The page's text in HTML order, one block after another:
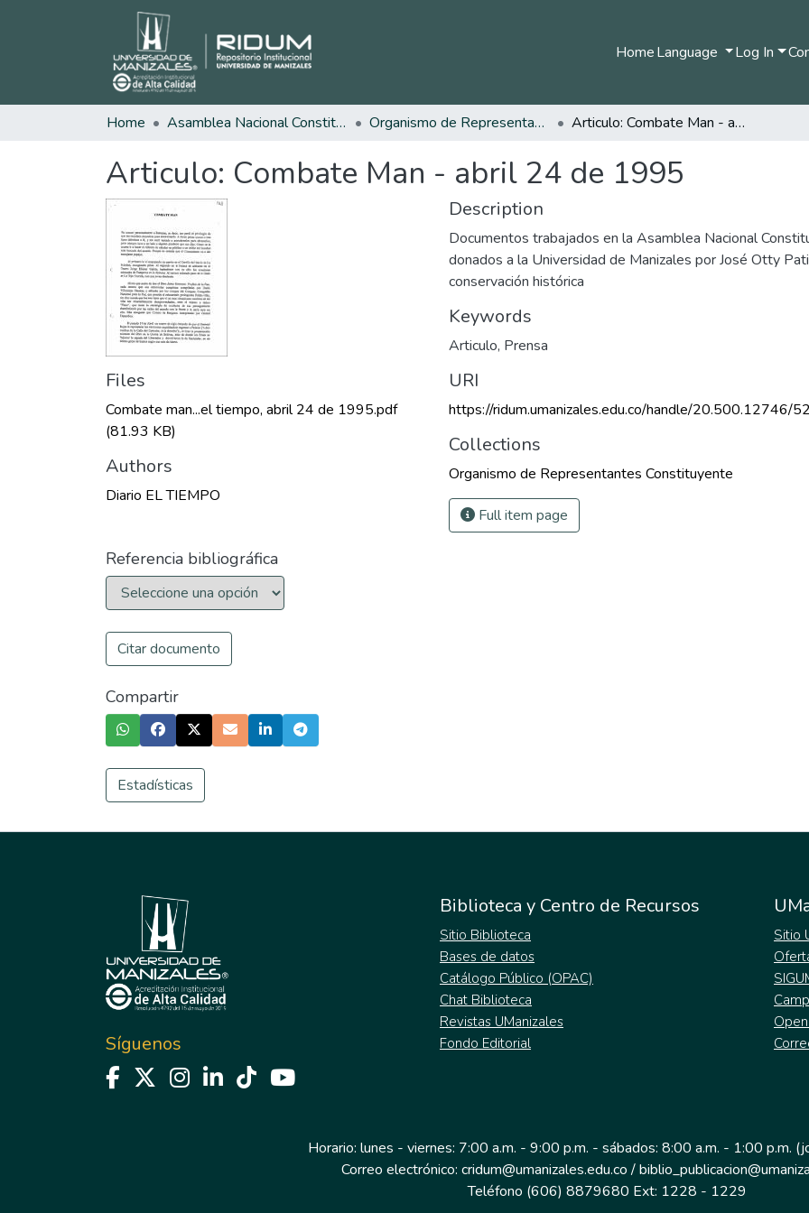
HomeLanguage Log In
Home Asamblea Nacional Constituyente Organismo de Representantes Constituyente Articulo: Combate Man - abril 24 de 1995
Articulo: Combate Man - abril 24 de 1995
Files
Combate man...el tiempo, abril 24 de 1995.pdf
(81.93 KB)
Authors
Diario EL TIEMPO
Referencia bibliográfica
Citar documento
Compartir
Estadísticas
Description
Documentos trabajados en la Asamblea Nacional
donados a la Universidad de Manizales por José Otty
conservación histórica
Keywords
Articulo, Prensa
URI
https://ridum.umanizales.edu.co/handle/20.500.12746/
Collections
Organismo de Representantes Constituyente
Full item page
Síguenos
Biblioteca y Centro de Recursos
Sitio Biblioteca
Bases de datos
Catálogo Público (OPAC)
Chat Biblioteca
Revistas UManizales
Fondo Editorial
Sitio
Horario: lunes - viernes: 7:00 a.m. - 9:00 p.m. - sábados: 8:00 a.m. - 1:00 p.m.
Correo electrónico: cridum@umanizales.edu.co /
Teléfono (606) 8879680 Ext: 1228 - 1229